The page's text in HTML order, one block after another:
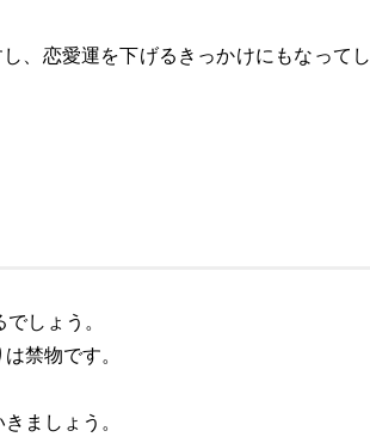
、恋愛運を下げるきっかけにもなってし
しょう。
禁物です。
ましょう。